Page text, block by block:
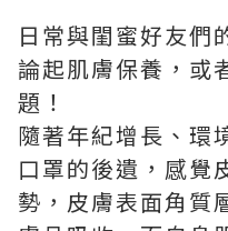
日常與閨蜜好友們
論起肌膚保養，或
題！
隨著年紀增長、環
口罩的後遺，感覺
勢，皮膚表面角質